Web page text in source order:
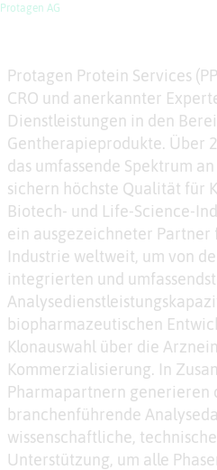
Protagen AG
Protagen Protein Services
CRO und anerkannter
Dienstleistungen in den
Gentherapieprodukte. Über
das umfassende Spektrum
sichern höchste Qualität für
Biotech- und Life-Science-
ein ausgezeichneter
Industrie weltweit, um von
integrierten und
biopharmazeutischen
Klonauswahl über die
Kommerzialisierung. In
Pharmapartnern generieren
branchenführende
wissenschaftliche,
Unterstützung, um alle